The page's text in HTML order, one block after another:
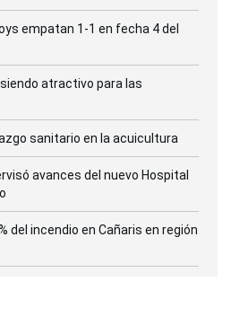
empatan 1-1 en fecha 4 del
atractivo para las
sanitario en la acuicultura
avances del nuevo Hospital
del incendio en Cañaris en región